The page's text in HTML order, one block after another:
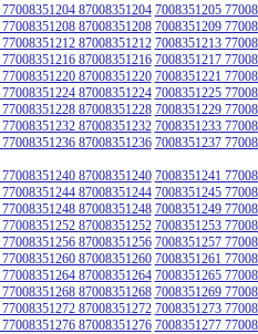
87008351204 7008351205
87008351208 7008351209
87008351212 7008351213
87008351216 7008351217
87008351220 7008351221
87008351224 7008351225
87008351228 7008351229
87008351232 7008351233
87008351236 7008351237
87008351240 7008351241
87008351244 7008351245
87008351248 7008351249
87008351252 7008351253
87008351256 7008351257
87008351260 7008351261
87008351264 7008351265
87008351268 7008351269
87008351272 7008351273
87008351276 7008351277